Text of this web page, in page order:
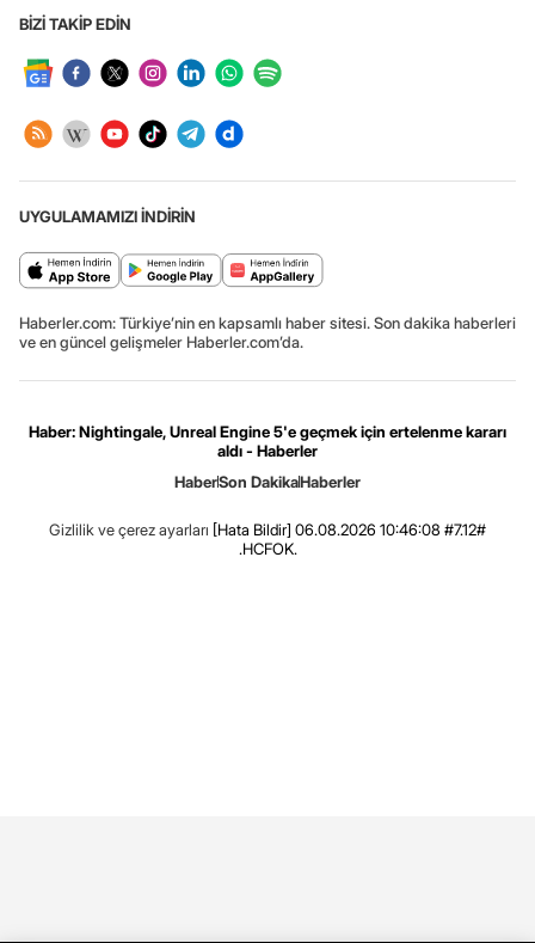
BİZİ TAKİP EDİN
UYGULAMAMIZI İNDİRİN
Haberler.com: Türkiye’nin en kapsamlı haber sitesi. Son dakika haberleri
ve en güncel gelişmeler Haberler.com’da.
Haber: Nightingale, Unreal Engine 5'e geçmek için ertelenme kararı
aldı - Haberler
HaberSon DakikaHaberler
Gizlilik ve çerez ayarları [Hata Bildir] 06.08.2026 10:46:08 #7.12#
.HCFOK.